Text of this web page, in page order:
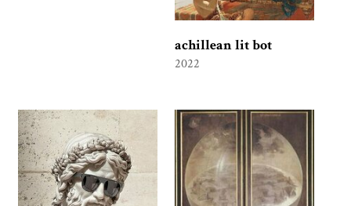
achillean lit bot
2022